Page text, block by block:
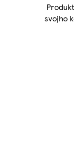
svojho